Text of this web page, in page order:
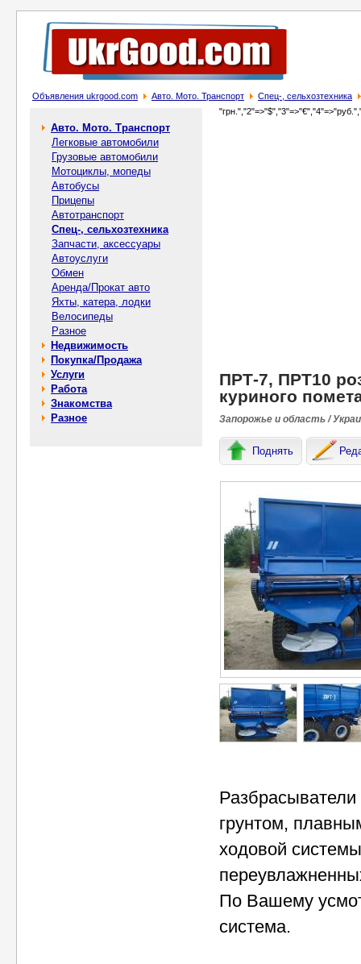
Объявления ukrgood.com Авто. Мото. Транспорт Спец-, cельхозтехника
Авто. Мото. Транспорт
Легковые автомобили
Грузовые автомобили
Мотоциклы, мопеды
Автобусы
Прицепы
Автотранспорт
Спец-, cельхозтехника
Запчасти, аксессуары
Автоуслуги
Обмен
Аренда/Прокат авто
Яхты, катера, лодки
Велосипеды
Разное
Недвижимость
Покупка/Продажа
Услуги
Работа
Знакомства
Разное
ПРТ-7, ПРТ10
куриного
Запорожье и область /
Поднять
грунтом,
ходовой
По Вашему
система.